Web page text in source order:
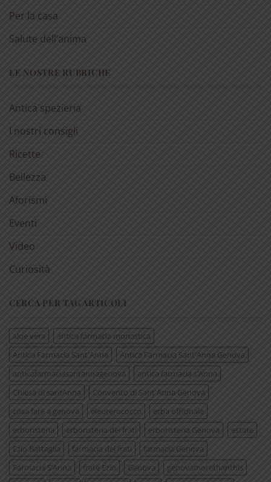
Per la casa
Salute dell’anima
LE NOSTRE RUBRICHE
Antica spezieria
I nostri consigli
Ricette
Bellezza
Aforismi
Eventi
Video
Curiosità
CERCA PER TAG ARTICOLI
aloe vera
antica farmacia monastica
Antica Farmacia Sant'Anna
Antica Farmacia Sant'Anna Genova
anticafarmaciasantannagenova
antica farmacia s’Anna
Chiesa di santAnna
Convento di Sant'Anna Genova
cosa fare a genova
eleuterococco
erba officinale
erboristeria
erboristeria dei frati erboristeria Genova
estate
Ezio Battaglia
farmacia dei frati
farmacia Genova
Farmacia S’Anna
frate Ezio Genova
genovamorethanthis